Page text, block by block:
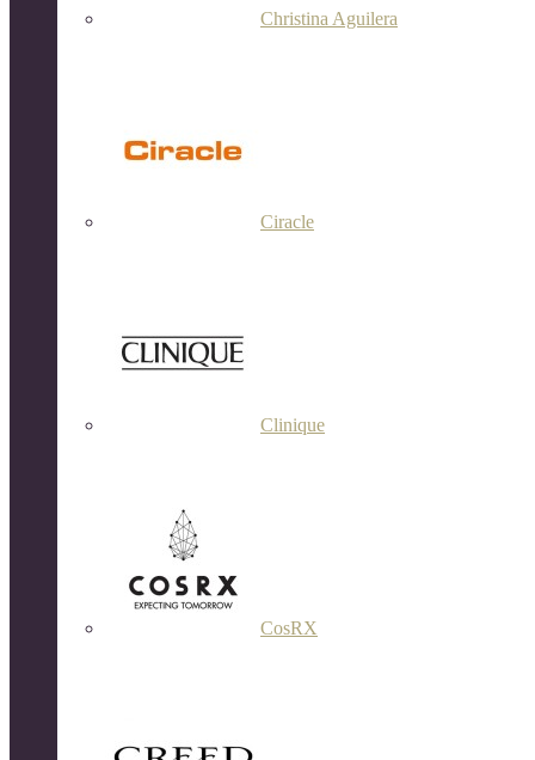
Christina Aguilera
Ciracle
Clinique
CosRX